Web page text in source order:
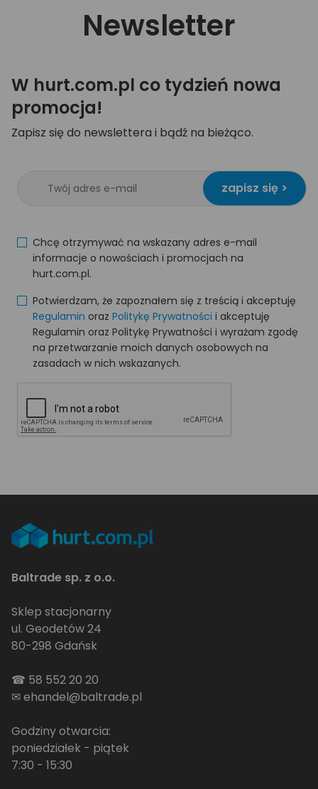
Newsletter
W hurt.com.pl co tydzień nowa
promocja!
Zapisz się do newslettera i bądź na bieżąco.
zapisz się >
Chcę otrzymywać na wskazany adres e-mail
informacje o nowościach i promocjach na
hurt.com.pl.
Potwierdzam, że zapoznałem się z treścią i akceptuję
Regulamin oraz Politykę Prywatności i akceptuję
Regulamin oraz Politykę Prywatności i wyrażam zgodę
na przetwarzanie moich danych osobowych na
zasadach w nich wskazanych.
Baltrade sp. z o.o.
Sklep stacjonarny
ul. Geodetów 24
80-298 Gdańsk
☎ 58 552 20 20
✉ehandel@baltrade.pl
Godziny otwarcia:
poniedziałek - piątek
7:30 - 15:30